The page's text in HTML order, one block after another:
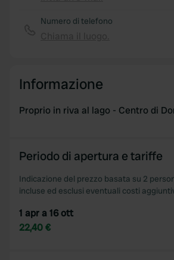
Numero di telefono
Informazione
Proprio in riva al lago - Centro di
Periodo di apertura e tariffe
Indicazione del prezzo basata su 2
incluse ed esclusi eventuali costi
1 apr a 16 ott
22,40 €